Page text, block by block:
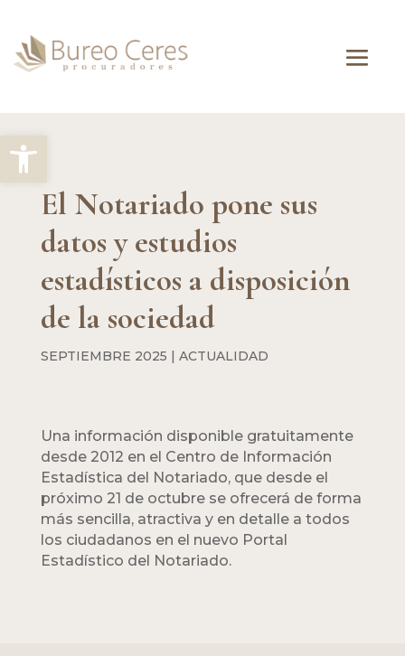
Abrir barra de herramientas
El Notariado pone sus
datos y estudios
estadísticos a disposición
de la sociedad
SEPTIEMBRE 2025 | ACTUALIDAD
Una información disponible gratuitamente
desde 2012 en el Centro de Información
Estadística del Notariado, que desde el
próximo 21 de octubre se ofrecerá de forma
más sencilla, atractiva y en detalle a todos
los ciudadanos en el nuevo Portal
Estadístico del Notariado.